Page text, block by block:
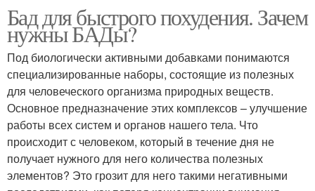
Бад для быстрого похудения. Зачем
нужны БАДы?
Под биологически активными добавками понимаются
специализированные наборы, состоящие из полезных
для человеческого организма природных веществ.
Основное предназначение этих комплексов – улучшение
работы всех систем и органов нашего тела. Что
происходит с человеком, который в течение дня не
получает нужного для него количества полезных
элементов? Это грозит для него такими негативными